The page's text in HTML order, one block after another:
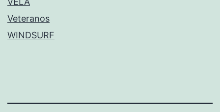
Veteranos
WINDSURF